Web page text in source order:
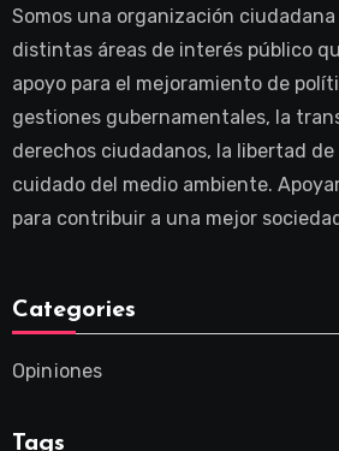
Somos una organización
distintas áreas de interés público
apoyo para el mejoramiento de
gestiones gubernamentales, la
derechos ciudadanos, la libertad de
cuidado del medio ambiente.
para contribuir a una mejor
Categories
Opiniones
Tags